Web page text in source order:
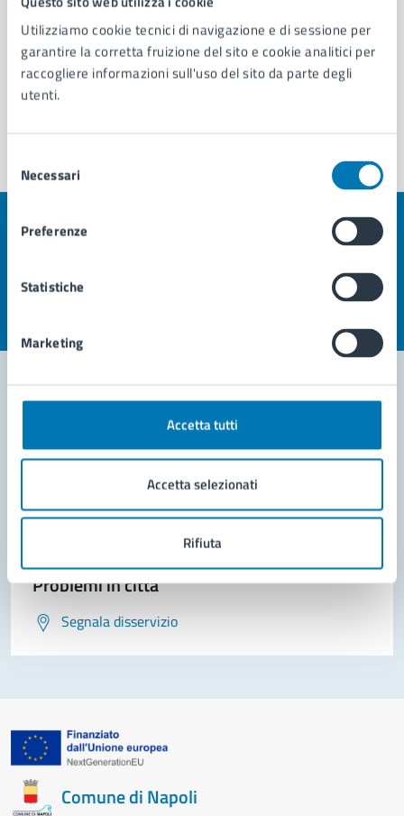
Utilizziamo cookie tecnici di navigazione e di sessione per
garantire la corretta fruizione del sito e cookie analitici per
raccogliere informazioni sull'uso del sito da parte degli
utenti.
delNecessari
Preferenze
Statistiche
Marketing
Accetta tutti
Accetta selezionati
Rifiuta
Vedi altri 4
Quanto sono chiare le informazioni su questa
Valuta la chiarezza delle informazioni (da 1 a 5 stelle)
Seleziona il numero di stelle per valutare la chiarezza delle
Contatta il comune
Leggi le domande frequenti
Prenota appuntamento
Problemi in città
Segnala disservizio
Comune di Napoli